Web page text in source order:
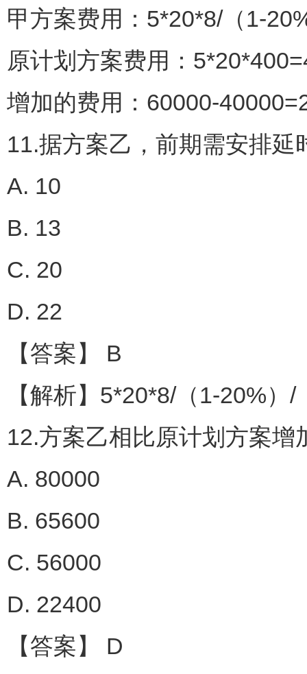
甲方案费用：5*20*8/（1-
原计划方案费用：
增加的费用：60000-
11.据方案乙，前期需安排
A. 10
B. 13
C. 20
D. 22
【答案】 B
【解析】5*20*8/（1-20%
12.方案乙相比原计划方案
A. 80000
B. 65600
C. 56000
D. 22400
【答案】 D